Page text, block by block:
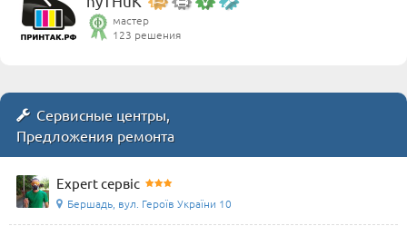
мастер
123 решения
Сервисные центры,
Предложения ремонта
Expert сервіс
Бершадь, вул. Героїв України 10